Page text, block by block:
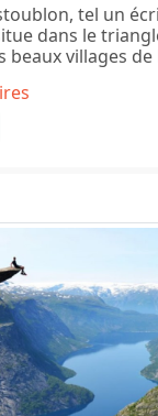
tel un
dans le
beaux villages